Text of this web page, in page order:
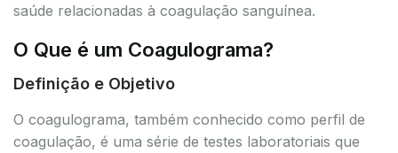
saúde relacionadas à coagulação sanguínea.
O Que é um Coagulograma?
Definição e Objetivo
O coagulograma, também conhecido como perfil de
coagulação, é uma série de testes laboratoriais que